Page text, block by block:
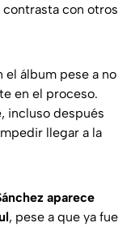
contrasta con otros
el álbum pese a no
en el proceso.
incluso después
llegar a la
aparece
, pese a que ya fue